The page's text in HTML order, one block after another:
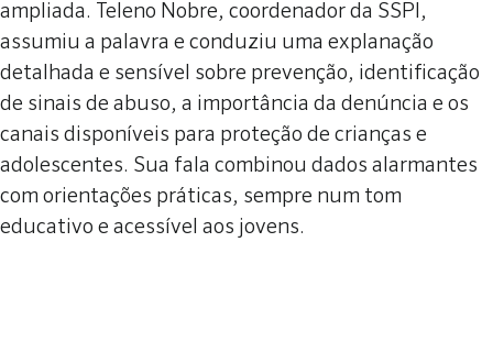
ampliada. Teleno Nobre, coordenador da SSPI,
assumiu a palavra e conduziu uma explanação
detalhada e sensível sobre prevenção, identificação
de sinais de abuso, a importância da denúncia e os
canais disponíveis para proteção de crianças e
adolescentes. Sua fala combinou dados alarmantes
com orientações práticas, sempre num tom
educativo e acessível aos jovens.